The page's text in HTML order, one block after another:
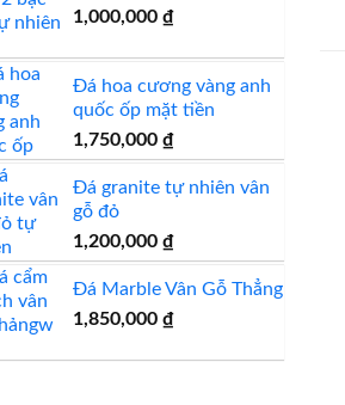
1,000,000 ₫
Đá hoa cương vàng anh
quốc ốp mặt tiền
1,750,000 ₫
Đá granite tự nhiên vân
gỗ đỏ
1,200,000 ₫
Đá Marble Vân Gỗ Thẳng
1,850,000 ₫